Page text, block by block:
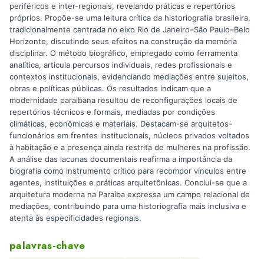
periféricos e inter-regionais, revelando práticas e repertórios
próprios. Propõe-se uma leitura crítica da historiografia brasileira,
tradicionalmente centrada no eixo Rio de Janeiro–São Paulo–Belo
Horizonte, discutindo seus efeitos na construção da memória
disciplinar. O método biográfico, empregado como ferramenta
analítica, articula percursos individuais, redes profissionais e
contextos institucionais, evidenciando mediações entre sujeitos,
obras e políticas públicas. Os resultados indicam que a
modernidade paraibana resultou de reconfigurações locais de
repertórios técnicos e formais, mediadas por condições
climáticas, econômicas e materiais. Destacam-se arquitetos-
funcionários em frentes institucionais, núcleos privados voltados
à habitação e a presença ainda restrita de mulheres na profissão.
A análise das lacunas documentais reafirma a importância da
biografia como instrumento crítico para recompor vínculos entre
agentes, instituições e práticas arquitetônicas. Conclui-se que a
arquitetura moderna na Paraíba expressa um campo relacional de
mediações, contribuindo para uma historiografia mais inclusiva e
atenta às especificidades regionais.
palavras-chave